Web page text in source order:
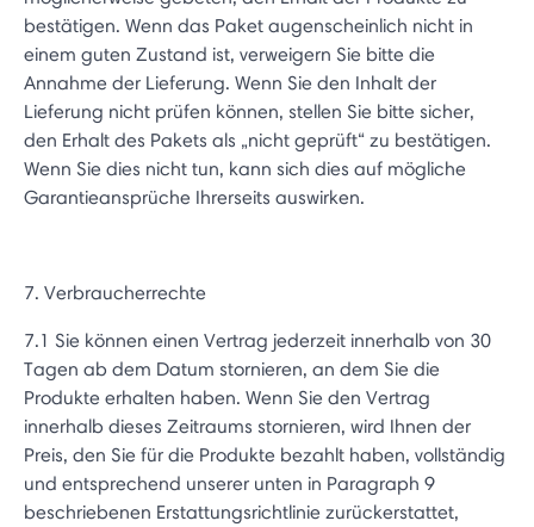
bestätigen. Wenn das Paket augenscheinlich nicht in
einem guten Zustand ist, verweigern Sie bitte die
Annahme der Lieferung. Wenn Sie den Inhalt der
Lieferung nicht prüfen können, stellen Sie bitte sicher,
den Erhalt des Pakets als „nicht geprüft“ zu bestätigen.
Wenn Sie dies nicht tun, kann sich dies auf mögliche
Garantieansprüche Ihrerseits auswirken.
7. Verbraucherrechte
7.1 Sie können einen Vertrag jederzeit innerhalb von 30
Tagen ab dem Datum stornieren, an dem Sie die
Produkte erhalten haben. Wenn Sie den Vertrag
innerhalb dieses Zeitraums stornieren, wird Ihnen der
Preis, den Sie für die Produkte bezahlt haben, vollständig
und entsprechend unserer unten in Paragraph 9
beschriebenen Erstattungsrichtlinie zurückerstattet,